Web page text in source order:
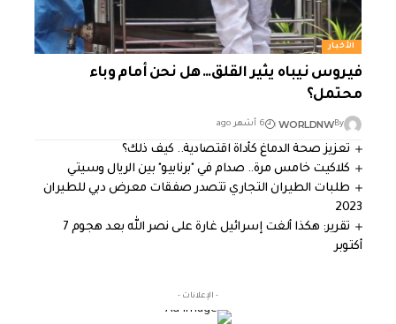
الأخبار
فيروس نيباه يثير القلق… هل نحن أمام وباء
محتمل؟
By
WORLDNW 6 أشهر ago
تعزيز صحة الدماغ كأداة اقتصادية.. كيف ذلك؟
كلاكيت خامس مرة.. صدام في "برنابيو" بين الريال وسيتي
طلبات الطيران التجاري تتصدر صفقات معرض دبي للطيران
2023
تقرير: هكذا ألغت إسرائيل غارة على نصر الله بعد هجوم 7
أكتوبر
- الإعلانات -